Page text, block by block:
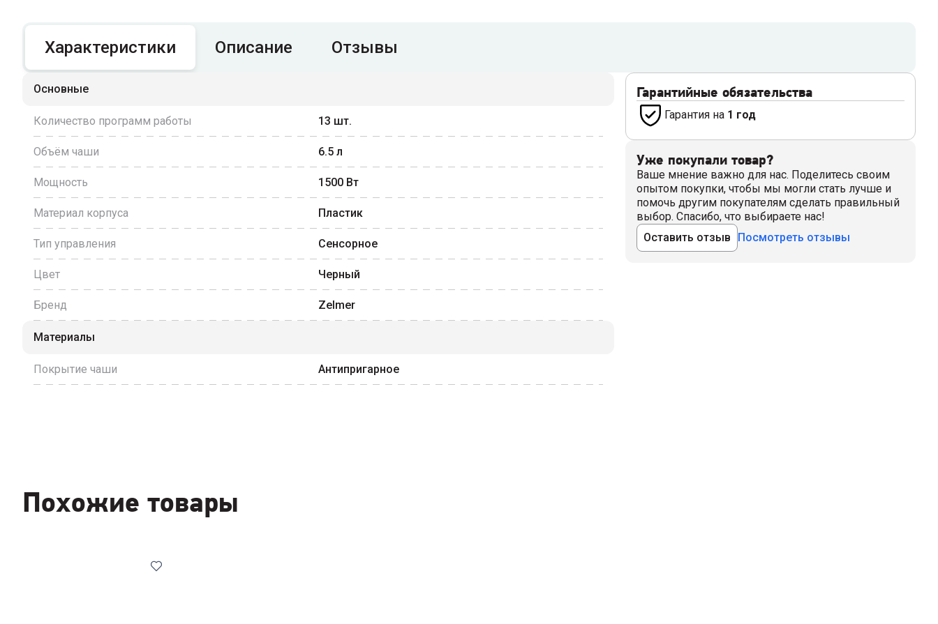
Характеристики Описание Отзывы
Основные
Количество программ работы 13 шт.
Объём чаши 6.5 л
Мощность 1500 Вт
Материал корпуса Пластик
Тип управления Сенсорное
Цвет Черный
Бренд Zelmer
Материалы
Покрытие чаши Антипригарное
Гарантийные обязательства
Гарантия на 1 год
Уже покупали товар?
Ваше мнение важно для нас. Поделитесь своим
опытом покупки, чтобы мы могли стать лучше и
помочь другим покупателям сделать правильный
выбор. Спасибо, что выбираете нас!
Оставить отзыв
Посмотреть отзывы
Похожие товары